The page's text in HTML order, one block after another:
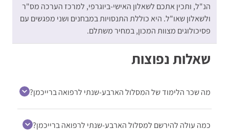
הנ"ל, ותכין אתכם לשאלון האישי-ביוגרפי, למרכז הערכה מס"ר
ולשאלון שאו"ל. היא כוללת התנסויות במבחנים ושני מפגשים עם
פסיכולוגים מצוות המכון, במחיר משתלם.
שאלות נפוצות
מה שכר הלימוד של המסלול הארבע-שנתי לרפואה ברייכמן?
כמה עולה להירשם למסלול הארבע-שנתי לרפואה ברייכמן?